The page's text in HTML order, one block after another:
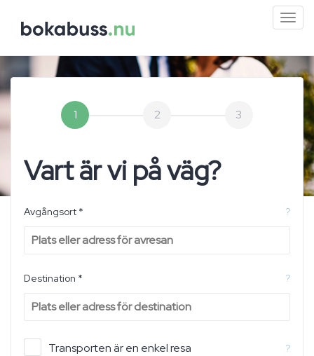
1 2 3
Vart är vi på väg?
Avgångsort * ?
Destination * ?
Transporten är en enkel resa ?